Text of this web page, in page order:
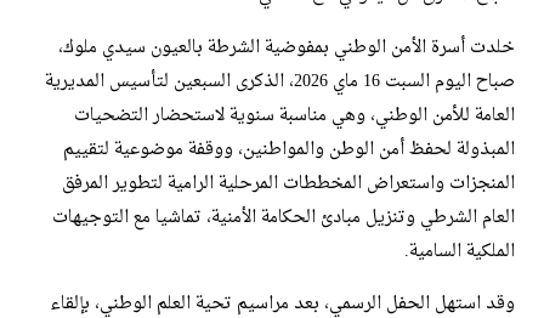
خلدت أسرة الأمن الوطني بمفوضية الشرطة بالعيون سيدي ملوك،
صباح اليوم السبت 16 ماي 2026، الذكرى السبعين لتأسيس المديرية
العامة للأمن الوطني، وهي مناسبة سنوية لاستحضار التضحيات
المبذولة لحفظ أمن الوطن والمواطنين، ووقفة موضوعية لتقييم
المنجزات واستعراض المخططات المرحلية الرامية لتطوير المرفق
العام الشرطي وتنزيل مبادئ الحكامة الأمنية، تماشيا مع التوجيهات
الملكية السامية.
​وقد استهل الحفل الرسمي، بعد مراسيم تحية العلم الوطني، بإلقاء